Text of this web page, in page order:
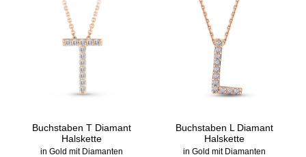
Buchstaben T Diamant
Halskette
in Gold mit Diamanten
Buchstaben L Diamant
Halskette
in Gold mit Diamanten